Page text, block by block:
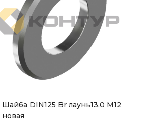
Шайба DIN125 Br лаунь13,0 M12
новая